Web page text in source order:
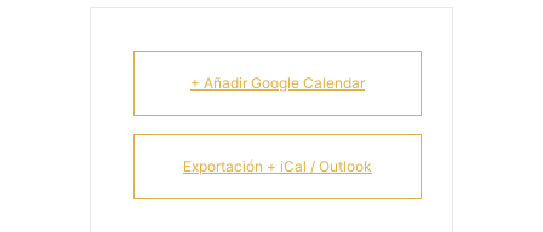
+ Añadir Google Calendar
Exportación + iCal / Outlook